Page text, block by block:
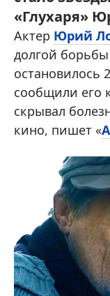
«Глухаря»
Актер Юрий
долгой
остановилось
сообщили его
скрывал
кино, пишет «